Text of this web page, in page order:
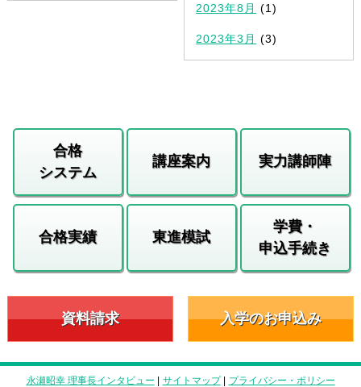
2023年8月 (1)
2023年3月 (3)
合格
システム
講座案内 実力講師陣
合格実績 東進模試
学費・
申込手続き
資料請求 入学のお申込み
永瀬昭幸 理事長インタビュー | サイトマップ| プライバシー・ポリシー